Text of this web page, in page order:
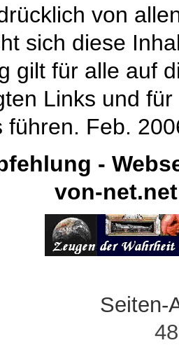
von
sich diese
gilt für alle auf
Links und
führen. Feb.
-
von-net.net
Seiten-